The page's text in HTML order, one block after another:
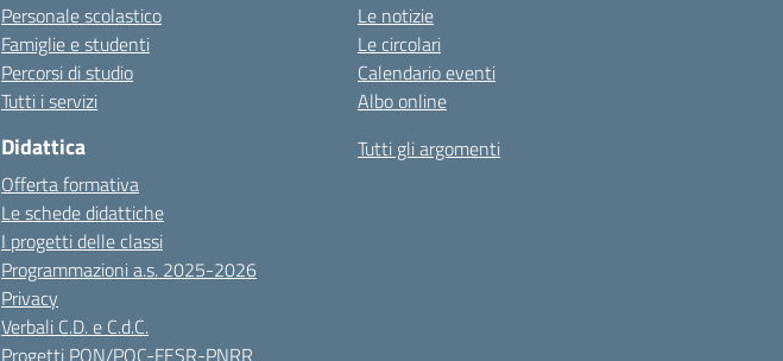
Personale scolastico
Famiglie e studenti
Percorsi di studio
Tutti i servizi
Didattica
Offerta formativa
Le schede didattiche
I progetti delle classi
Programmazioni a.s. 2025-2026
Privacy
Verbali C.D. e C.d.C.
Progetti PON/POC-FESR-PNRR
Le notizie
Le circolari
Calendario eventi
Albo online
Tutti gli argomenti